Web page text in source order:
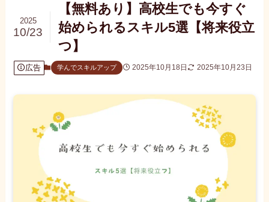
【無料あり】高校生でも今すぐ
始められるスキル5選【将来役立
つ】
2025
10/23
広告 学んでスキルアップ 2025年10月18日 2025年10月23日